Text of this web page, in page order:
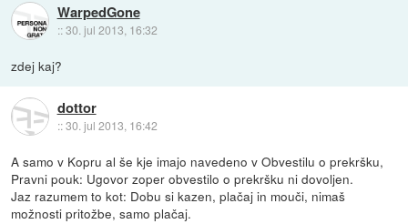
WarpedGone
::30. jul 2013, 16:32
zdej kaj?
dottor
::30. jul 2013, 16:42
A samo v Kopru al še kje imajo navedeno v Obvestilu o prekršku,
Pravni pouk: Ugovor zoper obvestilo o prekršku ni dovoljen.
Jaz razumem to kot: Dobu si kazen, plačaj in mouči, nimaš
možnosti pritožbe, samo plačaj.